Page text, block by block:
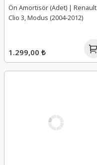
Ön Amortisör (Adet) | Renault
Clio 3, Modus (2004-2012)
1.299,00 ₺